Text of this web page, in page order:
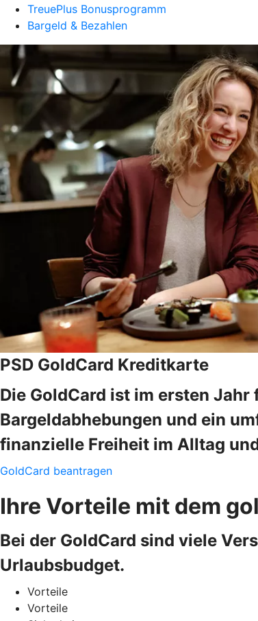
TreuePlus Bonusprogramm
Bargeld & Bezahlen
PSD GoldCard Kreditkarte
Die GoldCard ist im ersten
Bargeldabhebungen und ein
finanzielle Freiheit im Alltag
GoldCard beantragen
Ihre Vorteile mit dem
Bei der GoldCard sind viele
Urlaubsbudget.
Vorteile
Vorteile